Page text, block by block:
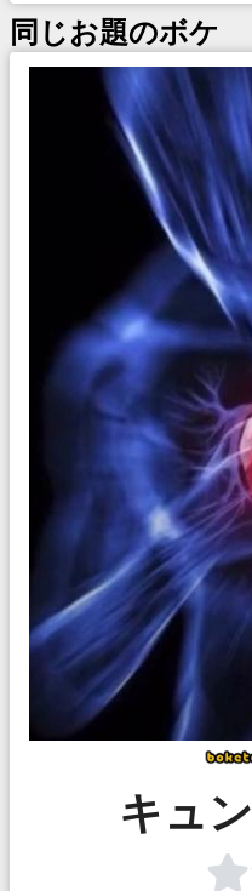
同じお題のボケ
キュ